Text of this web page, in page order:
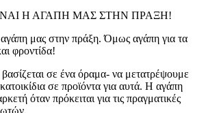
Η ΑΓΑΠΗ ΜΑΣ ΣΤΗΝ ΠΡΑΞΗ!
αγάπη μας στην πράξη. Όμως αγάπη για τα
φροντίδα!
σε ένα όραμα- να μετατρέψουμε
σε προϊόντα για αυτά. Η αγάπη
όταν πρόκειται για τις πραγματικές